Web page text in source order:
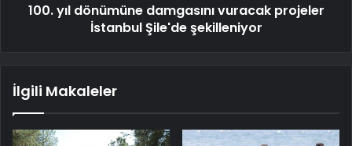
100. yıl dönümüne damgasını vuracak projeler
İstanbul Şile'de şekilleniyor
İlgili Makaleler